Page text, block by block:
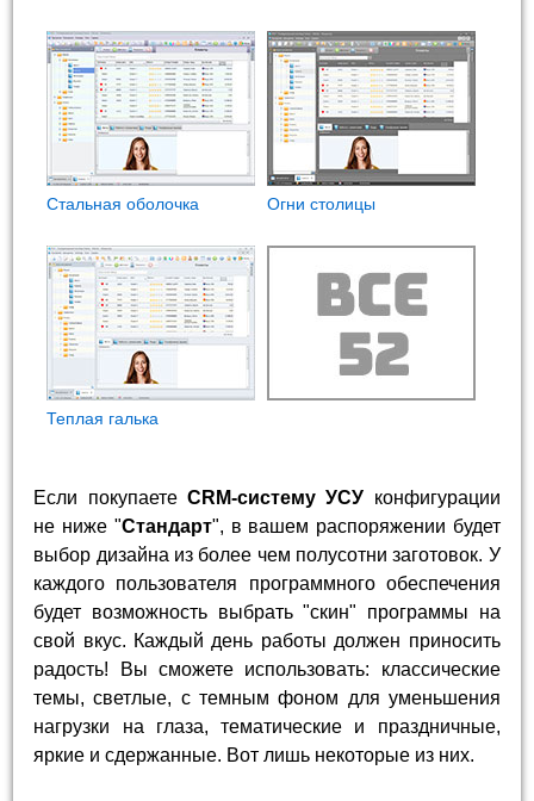
Стальная оболочка Огни столицы
Теплая галька
Если покупаете CRM-систему УСУ конфигурации
не ниже "Стандарт", в вашем распоряжении будет
выбор дизайна из более чем полусотни заготовок. У
каждого пользователя программного обеспечения
будет возможность выбрать "скин" программы на
свой вкус. Каждый день работы должен приносить
радость! Вы сможете использовать: классические
темы, светлые, с темным фоном для уменьшения
нагрузки на глаза, тематические и праздничные,
яркие и сдержанные. Вот лишь некоторые из них.